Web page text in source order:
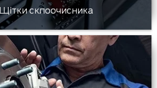
Щітки склоочисника